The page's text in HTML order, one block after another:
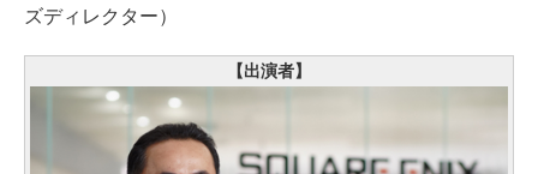
ズディレクター）
【出演者】